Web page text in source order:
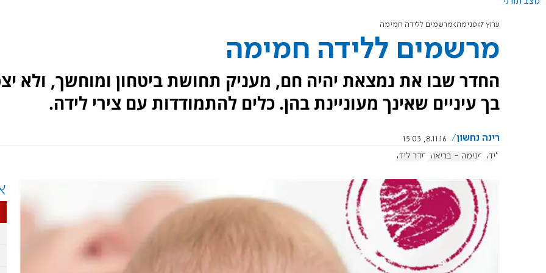
ערוץ 7 פנימה מרשמים ללידה חמימה
מרשמים ללידה חמימה
החדר שבו את נמצאת יהיה חם, מעניק תחושת ביטחון ומוחשך, ולא
בך עיניים שאינך מעוניינת בהן. כלים להתמודדות עם צירי לידה.
רינה נחשון
8.11.16, 15:03
לידה
פנימה - בריאות חדר לידה